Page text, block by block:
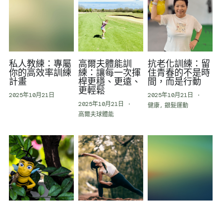
私人教練：專屬
你的高效率訓練
計畫
2025年10月21日
高爾夫體能訓
練：讓每一次揮
桿更穩、更遠、
更輕鬆
2025年10月21日
·
高爾夫球體能
抗老化訓練：留
住青春的不是時
間，而是行動
2025年10月21日
·
健康, 銀髮運動